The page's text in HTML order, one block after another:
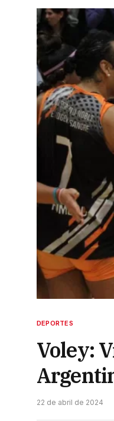
DEPORTES
Voley:
22 de abril de 2024